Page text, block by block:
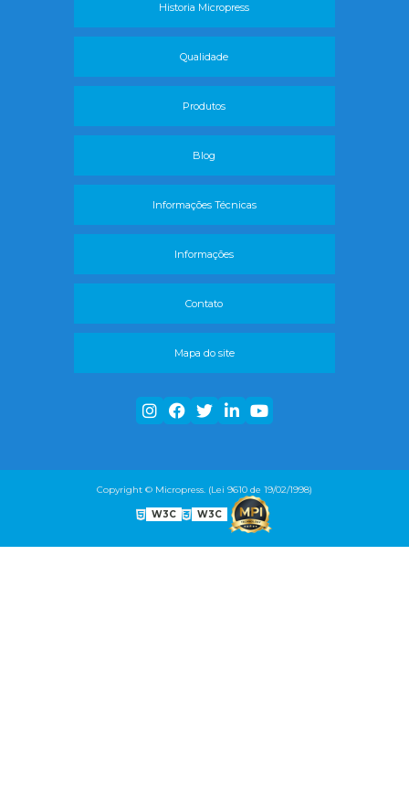
Historia Micropress
Qualidade
Produtos
Blog
Informações Técnicas
Informações
Contato
Mapa do site
Copyright © Micropress. (Lei 9610 de 19/02/1998)
W3C W3C